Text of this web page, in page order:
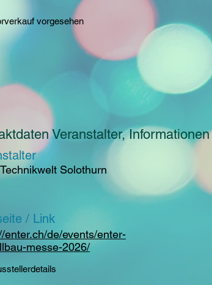
vorgesehen
Veranstalter,
Solothurn
/ Link
enter.ch/de/events/enter-
messe-2026/